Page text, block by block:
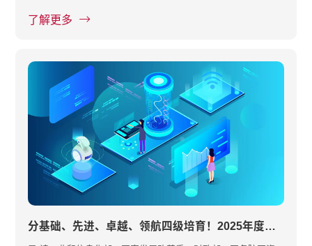
了解更多
分基础、先进、卓越、领航四级培育！2025年度智能工厂梯度培育行动开始了